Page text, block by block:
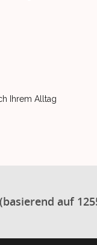
Ihrem Alltag
(basierend auf